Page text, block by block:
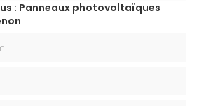
: Panneaux photovoltaïques